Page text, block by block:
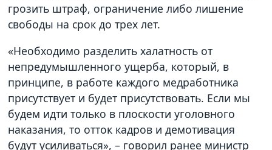
грозить штраф, ограничение либо лишение
свободы на срок до трех лет.
«Необходимо разделить халатность от
непредумышленного ущерба, который, в
принципе, в работе каждого медработника
присутствует и будет присутствовать. Если мы
будем идти только в плоскости уголовного
наказания, то отток кадров и демотивация
будут усиливаться», – говорил ранее министр